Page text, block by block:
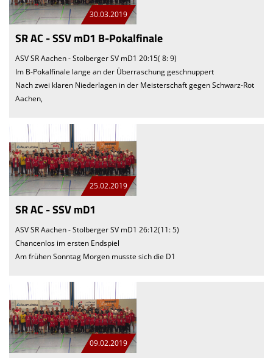
30.03.2019
SR AC - SSV mD1 B-Pokalfinale
ASV SR Aachen - Stolberger SV mD1 20:15( 8: 9)
Im B-Pokalfinale lange an der Überraschung geschnuppert
Nach zwei klaren Niederlagen in der Meisterschaft gegen Schwarz-Rot
Aachen,
25.02.2019
SR AC - SSV mD1
ASV SR Aachen - Stolberger SV mD1 26:12(11: 5)
Chancenlos im ersten Endspiel
Am frühen Sonntag Morgen musste sich die D1
09.02.2019